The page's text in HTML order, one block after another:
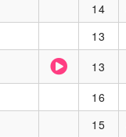
14
13
13
16
15